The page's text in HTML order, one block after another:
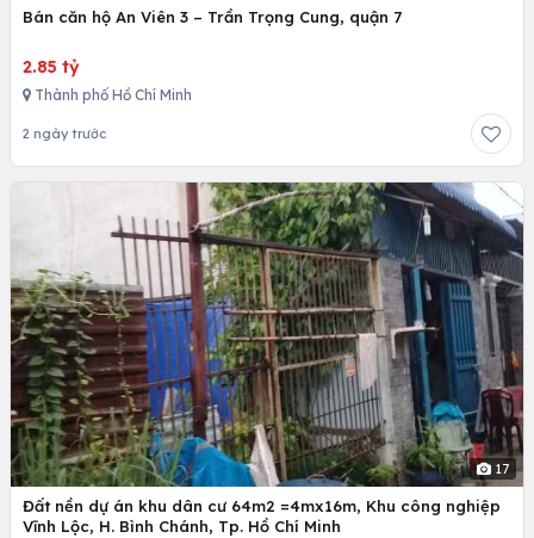
Bán căn hộ An Viên 3 – Trần Trọng Cung, quận 7
2.85 tỷ
Thành phố Hồ Chí Minh
2 ngày trước
17
Đất nền dự án khu dân cư 64m2 =4mx16m, Khu công nghiệp
Vĩnh Lộc, H. Bình Chánh, Tp. Hồ Chí Minh